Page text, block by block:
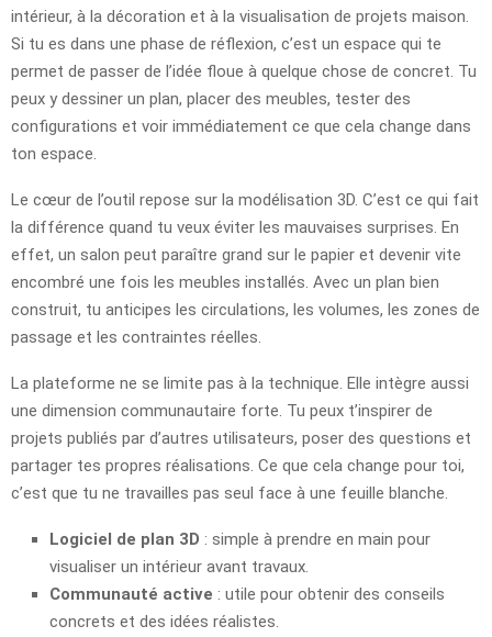
intérieur, à la décoration et à la visualisation de projets maison.
Si tu es dans une phase de réflexion, c’est un espace qui te
permet de passer de l’idée floue à quelque chose de concret. Tu
peux y dessiner un plan, placer des meubles, tester des
configurations et voir immédiatement ce que cela change dans
ton espace.
Le cœur de l’outil repose sur la modélisation 3D. C’est ce qui fait
la différence quand tu veux éviter les mauvaises surprises. En
effet, un salon peut paraître grand sur le papier et devenir vite
encombré une fois les meubles installés. Avec un plan bien
construit, tu anticipes les circulations, les volumes, les zones de
passage et les contraintes réelles.
La plateforme ne se limite pas à la technique. Elle intègre aussi
une dimension communautaire forte. Tu peux t’inspirer de
projets publiés par d’autres utilisateurs, poser des questions et
partager tes propres réalisations. Ce que cela change pour toi,
c’est que tu ne travailles pas seul face à une feuille blanche.
Logiciel de plan 3D : simple à prendre en main pour
visualiser un intérieur avant travaux.
Communauté active : utile pour obtenir des conseils
concrets et des idées réalistes.